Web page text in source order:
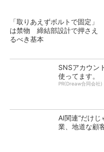
「取りあえずボルトで固定」
は禁物 締結部設計で押さえ
るべき基本
SNSアカウン
使ってます。
PR(Dreaw合同会社)
AI関連“だけ
業、地道な顧